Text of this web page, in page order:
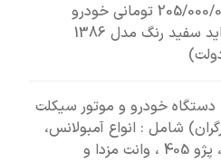
مزایده 205/000/000 تومانی خودرو
سواري پرايد سفيد رنگ مدل 1386
مزایده 99 دستگاه خودرو و موتور سیکلت
شامل : انواع آمبولانس،
مزدا و